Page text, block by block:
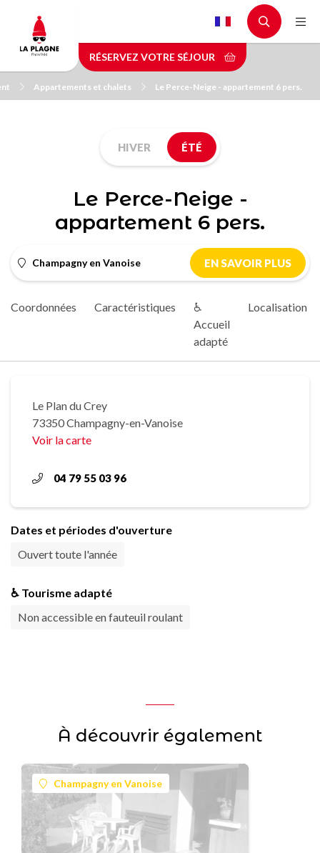
contenu
principal
RÉSERVEZ VOTRE SÉJOUR
Appartements et chalets Le Perce-Neige - appartement 6 pers.
HIVER ÉTÉ
Le Perce-Neige -
appartement 6 pers.
Champagny en Vanoise EN SAVOIR PLUS
Coordonnées Caractéristiques
♿
Accueil
adapté
Localisation
Le Plan du Crey
73350 Champagny-en-Vanoise
Voir la carte
04 79 55 03 96
Dates et périodes d'ouverture
Ouvert toute l'année
♿ Tourisme adapté
Non accessible en fauteuil roulant
À découvrir également
Champagny en Vanoise